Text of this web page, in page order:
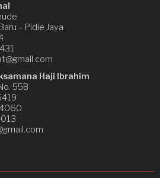
– Pidie Jaya
Haji Ibrahim
55B